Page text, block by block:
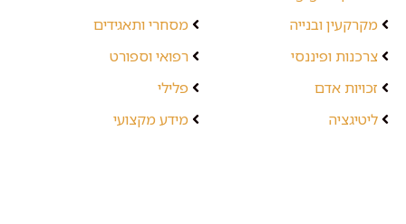
מקרקעין ובנייה
צרכנות ופיננסי
זכויות אדם
ליטיגציה
מסחרי ותאגידים
רפואי וספורט
פלילי
מידע מקצועי